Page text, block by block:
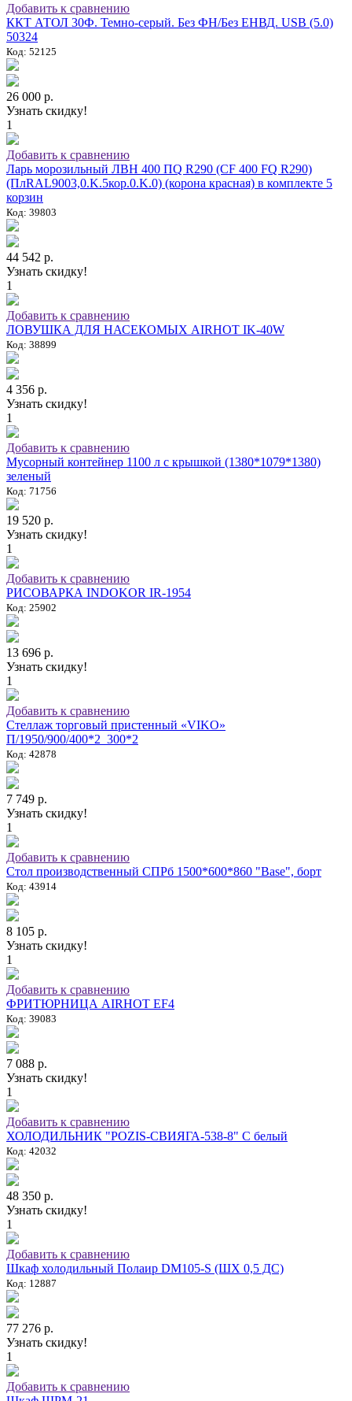
Добавить к сравнению
ККТ АТОЛ 30Ф. Темно-серый. Без ФН/Без ЕНВД. USB (5.0)
50324
Код: 52125
26 000 р.
Узнать скидку!
1
Добавить к сравнению
Ларь морозильный ЛВН 400 ПQ R290 (СF 400 FQ R290)
(ПлRAL9003,0.K.5кор.0.K.0) (корона красная) в комплекте 5
корзин
Код: 39803
44 542 р.
Узнать скидку!
1
Добавить к сравнению
ЛОВУШКА ДЛЯ НАСЕКОМЫХ AIRHOT IK-40W
Код: 38899
4 356 р.
Узнать скидку!
1
Добавить к сравнению
Мусорный контейнер 1100 л с крышкой (1380*1079*1380)
зеленый
Код: 71756
19 520 р.
Узнать скидку!
1
Добавить к сравнению
РИСОВАРКА INDOKOR IR-1954
Код: 25902
13 696 р.
Узнать скидку!
1
Добавить к сравнению
Стеллаж торговый пристенный «VIKO»
П/1950/900/400*2_300*2
Код: 42878
7 749 р.
Узнать скидку!
1
Добавить к сравнению
Стол производственный СПРб 1500*600*860 "Base", борт
Код: 43914
8 105 р.
Узнать скидку!
1
Добавить к сравнению
ФРИТЮРНИЦА AIRHOT EF4
Код: 39083
7 088 р.
Узнать скидку!
1
Добавить к сравнению
ХОЛОДИЛЬНИК "POZIS-СВИЯГА-538-8" C белый
Код: 42032
48 350 р.
Узнать скидку!
1
Добавить к сравнению
Шкаф холодильный Полаир DM105-S (ШХ 0,5 ДС)
Код: 12887
77 276 р.
Узнать скидку!
1
Добавить к сравнению